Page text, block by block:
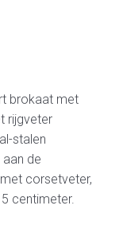
brokaat met
rijgveter
stalen
de
corsetveter,
centimeter.